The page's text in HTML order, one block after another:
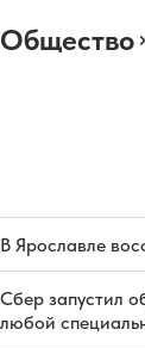
Общество
В Ярославле
Сбер запустил
любой